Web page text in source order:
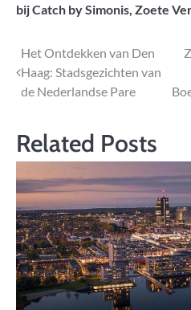
bij Catch by Simonis Zoete
Bericht
navigatie
Het Ontdekken van Den
Haag: Stadsgezichten van
de Nederlandse Pare
Related Posts